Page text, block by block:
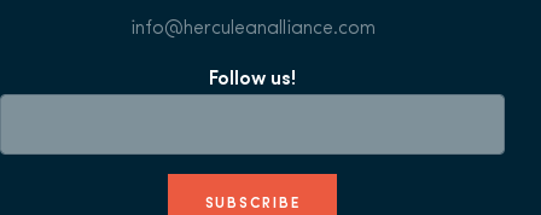
info@herculeanalliance.com
Follow us!
SUBSCRIBE